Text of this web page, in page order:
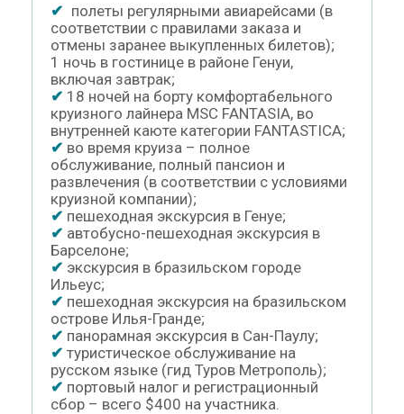
✔ полеты регулярными авиарейсами (в
соответствии с правилами заказа и
отмены заранее выкупленных билетов);
1 ночь в гостинице в районе Генуи,
включая завтрак;
✔ 18 ночей на борту комфортабельного
круизного лайнера MSC FANTASIA, во
внутренней каюте категории FANTASTICA;
✔ во время круиза – полное
обслуживание, полный пансион и
развлечения (в соответствии с условиями
круизной компании);
✔ пешеходная экскурсия в Генуе;
✔ автобусно-пешеходная экскурсия в
Барселоне;
✔ экскурсия в бразильском городе
Ильеус;
✔ пешеходная экскурсия на бразильском
острове Илья-Гранде;
✔ панорамная экскурсия в Сан-Паулу;
✔ туристическое обслуживание на
русском языке (гид Туров Метрополь);
✔ портовый налог и регистрационный
сбор – всего $400 на участника.